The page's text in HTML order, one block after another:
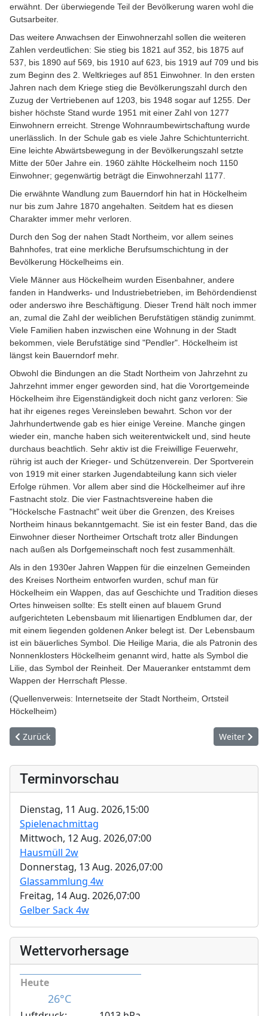
erwähnt. Der überwiegende Teil der Bevölkerung waren wohl die
Gutsarbeiter.
Das weitere Anwachsen der Einwohnerzahl sollen die weiteren
Zahlen verdeutlichen: Sie stieg bis 1821 auf 352, bis 1875 auf
537, bis 1890 auf 569, bis 1910 auf 623, bis 1919 auf 709 und bis
zum Beginn des 2. Weltkrieges auf 851 Einwohner. In den ersten
Jahren nach dem Kriege stieg die Bevölkerungszahl durch den
Zuzug der Vertriebenen auf 1203, bis 1948 sogar auf 1255. Der
bisher höchste Stand wurde 1951 mit einer Zahl von 1277
Einwohnern erreicht. Strenge Wohnraumbewirtschaftung wurde
unerlässlich. In der Schule gab es viele Jahre Schichtunterricht.
Eine leichte Abwärtsbewegung in der Bevölkerungszahl setzte
Mitte der 50er Jahre ein. 1960 zählte Höckelheim noch 1150
Einwohner; gegenwärtig beträgt die Einwohnerzahl 1177.
Die erwähnte Wandlung zum Bauerndorf hin hat in Höckelheim
nur bis zum Jahre 1870 angehalten. Seitdem hat es diesen
Charakter immer mehr verloren.
Durch den Sog der nahen Stadt Northeim, vor allem seines
Bahnhofes, trat eine merkliche Berufsumschichtung in der
Bevölkerung Höckelheims ein.
Viele Männer aus Höckelheim wurden Eisenbahner, andere
fanden in Handwerks- und Industriebetrieben, im Behördendienst
oder anderswo ihre Beschäftigung. Dieser Trend hält noch immer
an, zumal die Zahl der weiblichen Berufstätigen ständig zunimmt.
Viele Familien haben inzwischen eine Wohnung in der Stadt
bekommen, viele Berufstätige sind "Pendler". Höckelheim ist
längst kein Bauerndorf mehr.
Obwohl die Bindungen an die Stadt Northeim von Jahrzehnt zu
Jahrzehnt immer enger geworden sind, hat die Vorortgemeinde
Höckelheim ihre Eigenständigkeit doch nicht ganz verloren: Sie
hat ihr eigenes reges Vereinsleben bewahrt. Schon vor der
Jahrhundertwende gab es hier einige Vereine. Manche gingen
wieder ein, manche haben sich weiterentwickelt und, sind heute
durchaus beachtlich. Sehr aktiv ist die Freiwillige Feuerwehr,
rührig ist auch der Krieger- und Schützenverein. Der Sportverein
von 1919 mit einer starken Jugendabteilung kann sich vieler
Erfolge rühmen. Vor allem aber sind die Höckelheimer auf ihre
Fastnacht stolz. Die vier Fastnachtsvereine haben die
"Höckelsche Fastnacht" weit über die Grenzen, des Kreises
Northeim hinaus bekanntgemacht. Sie ist ein fester Band, das die
Einwohner dieser Northeimer Ortschaft trotz aller Bindungen
nach außen als Dorfgemeinschaft noch fest zusammenhält.
Als in den 1930er Jahren Wappen für die einzelnen Gemeinden
des Kreises Northeim entworfen wurden, schuf man für
Höckelheim ein Wappen, das auf Geschichte und Tradition dieses
Ortes hinweisen sollte: Es stellt einen auf blauem Grund
aufgerichteten Lebensbaum mit lilienartigen Endblumen dar, der
mit einem liegenden goldenen Anker belegt ist. Der Lebensbaum
ist ein bäuerliches Symbol. Die Heilige Maria, die als Patronin des
Nonnenklosters Höckelheim genannt wird, hatte als Symbol die
Lilie, das Symbol der Reinheit. Der Maueranker entstammt dem
Wappen der Herrschaft Plesse.
(Quellenverweis: Internetseite der Stadt Northeim, Ortsteil
Höckelheim)
Vorheriger Beitrag: Münzfund
Zurück Nächster
Weiter
Terminvorschau
Dienstag, 11 Aug. 2026,15:00
Spielenachmittag
Mittwoch, 12 Aug. 2026,07:00
Hausmüll 2w
Donnerstag, 13 Aug. 2026,07:00
Glassammlung 4w
Freitag, 14 Aug. 2026,07:00
Gelber Sack 4w
Wettervorhersage
Heute
26°C